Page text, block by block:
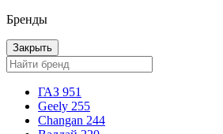
Бренды
Закрыть
ГАЗ 951
Geely 255
Changan 244